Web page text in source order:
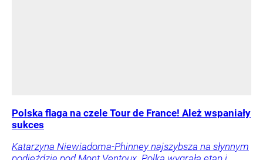
Polska flaga na czele Tour de France! Ależ wspaniały
sukces
Katarzyna Niewiadoma-Phinney najszybsza na słynnym